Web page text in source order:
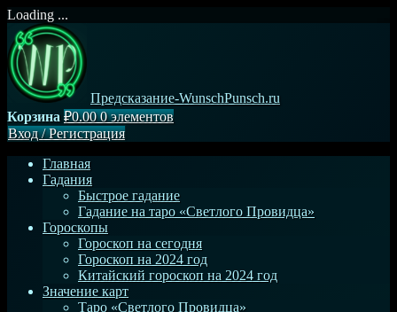
Loading ...
Перейти
к
содержимому
Предсказание-WunschPunsch.ru
Корзина ₽0.000 элементов
Вход/Регистрация
Главная
Гадания
Быстрое гадание
Гадание на таро «Светлого Провидца»
Гороскопы
Гороскоп на сегодня
Гороскоп на 2024 год
Китайский гороскоп на 2024 год
Значение карт
Таро «Светлого Провидца»